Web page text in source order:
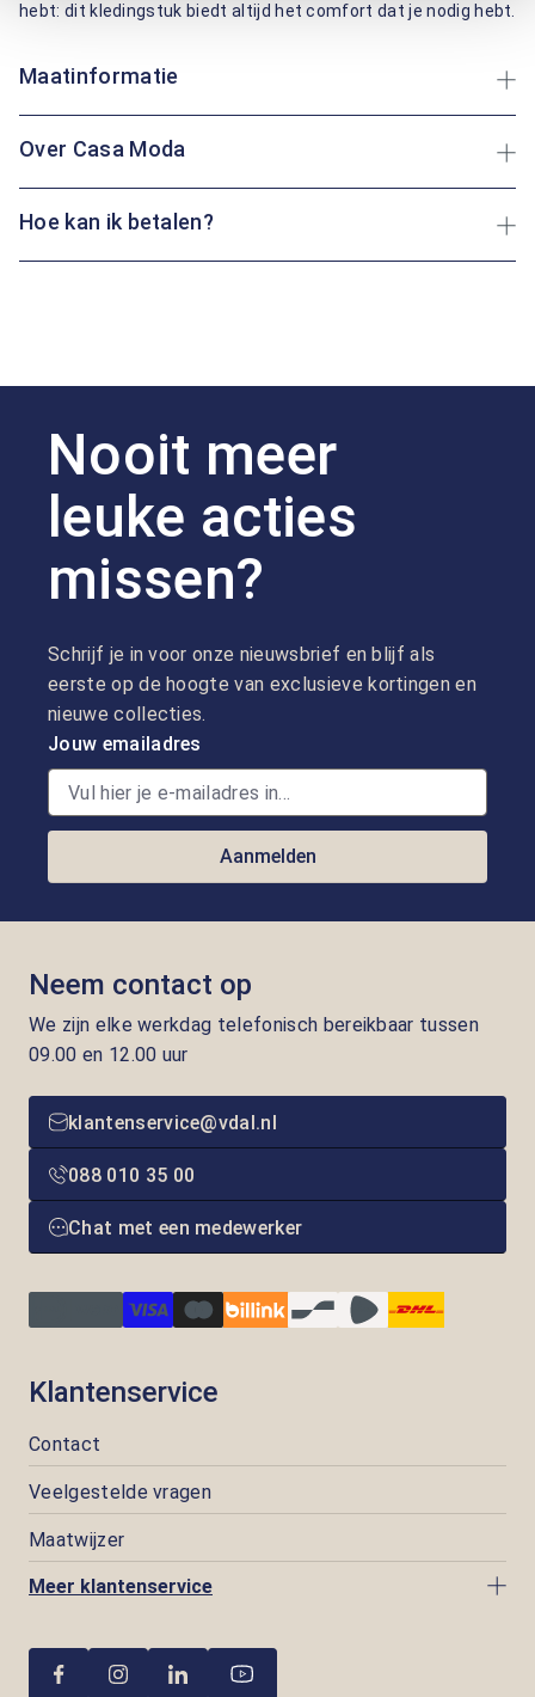
hebt: dit kledingstuk biedt altijd het comfort dat je nodig hebt.
Maatinformatie
Over Casa Moda
Hoe kan ik betalen?
Nooit meer
leuke acties
missen?
Schrijf je in voor onze nieuwsbrief en blijf als
eerste op de hoogte van exclusieve kortingen en
nieuwe collecties.
Jouw emailadres
Aanmelden
Neem contact op
We zijn elke werkdag telefonisch bereikbaar tussen
09.00 en 12.00 uur
klantenservice@vdal.nl
088 010 35 00
Chat met een medewerker
Klantenservice
Contact
Veelgestelde vragen
Maatwijzer
Meer klantenservice